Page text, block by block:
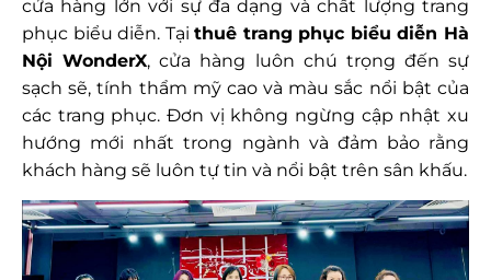
cửa hàng lớn với sự đa dạng và chất lượng trang
phục biểu diễn. Tạithuê trang phục biểu diễn Hà
NộiWonderX, cửa hàng luôn chú trọng đến sự
sạch sẽ, tính thẩm mỹ cao và màu sắc nổi bật của
các trang phục. Đơn vị không ngừng cập nhật xu
hướng mới nhất trong ngành và đảm bảo rằng
khách hàng sẽ luôn tự tin và nổi bật trên sân khấu.